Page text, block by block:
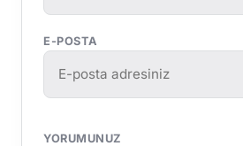
E-POSTA
YORUMUNUZ